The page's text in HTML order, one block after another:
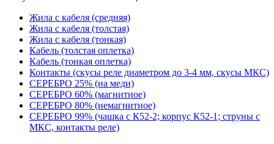
Жила с кабеля (средняя)
Жила с кабеля (толстая)
Жила с кабеля (тонкая)
Кабель (толстая оплетка)
Кабель (тонкая оплетка)
Контакты (скусы реле диаметром до 3-4 мм, скусы МКС)
СЕРЕБРО 25% (на меди)
СЕРЕБРО 60% (магнитное)
СЕРЕБРО 80% (немагнитное)
СЕРЕБРО 99% (чашка с К52-2; корпус К52-1; струны с
МКС, контакты реле)